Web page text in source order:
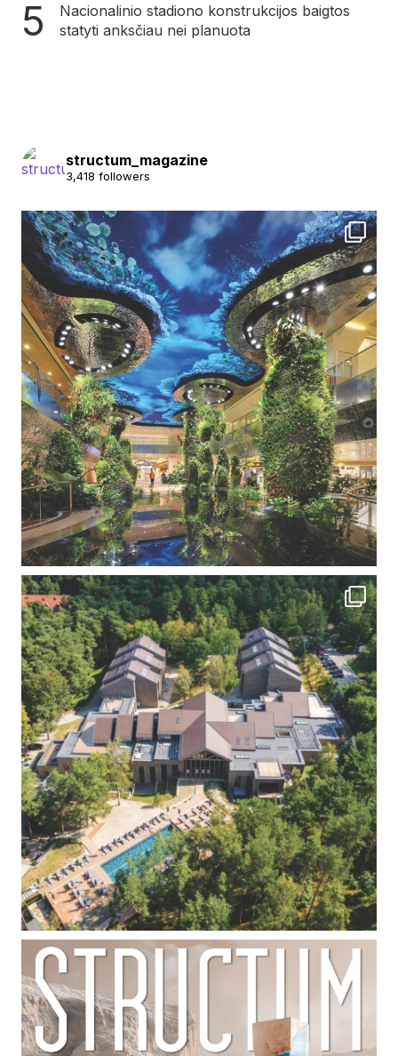
Nacionalinio stadiono konstrukcijos baigtos
statyti anksčiau nei planuota
structum_magazine
3,418 followers